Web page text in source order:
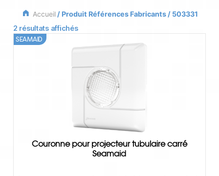
Accueil/ Produit Références Fabricants / 503331
2 résultats affichés
Couronne pour projecteur tubulaire carré
Seamaid
SEAMAID